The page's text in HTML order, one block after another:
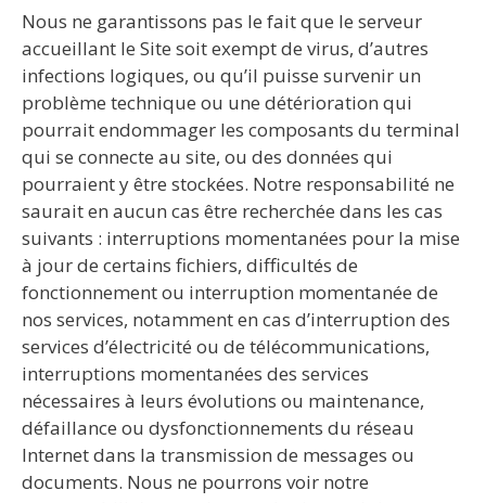
Nous ne garantissons pas le fait que le serveur
accueillant le Site soit exempt de virus, d’autres
infections logiques, ou qu’il puisse survenir un
problème technique ou une détérioration qui
pourrait endommager les composants du terminal
qui se connecte au site, ou des données qui
pourraient y être stockées. Notre responsabilité ne
saurait en aucun cas être recherchée dans les cas
suivants : interruptions momentanées pour la mise
à jour de certains fichiers, difficultés de
fonctionnement ou interruption momentanée de
nos services, notamment en cas d’interruption des
services d’électricité ou de télécommunications,
interruptions momentanées des services
nécessaires à leurs évolutions ou maintenance,
défaillance ou dysfonctionnements du réseau
Internet dans la transmission de messages ou
documents. Nous ne pourrons voir notre